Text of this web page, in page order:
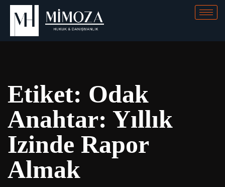
Etiket: Odak
Anahtar: Yıllık
Izinde Rapor
Almak